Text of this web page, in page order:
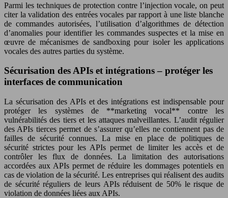
Parmi les techniques de protection contre l’injection vocale, on peut
citer la validation des entrées vocales par rapport à une liste blanche
de commandes autorisées, l’utilisation d’algorithmes de détection
d’anomalies pour identifier les commandes suspectes et la mise en
œuvre de mécanismes de sandboxing pour isoler les applications
vocales des autres parties du système.
Sécurisation des APIs et intégrations – protéger les
interfaces de communication
La sécurisation des APIs et des intégrations est indispensable pour
protéger les systèmes de **marketing vocal** contre les
vulnérabilités des tiers et les attaques malveillantes. L’audit régulier
des APIs tierces permet de s’assurer qu’elles ne contiennent pas de
failles de sécurité connues. La mise en place de politiques de
sécurité strictes pour les APIs permet de limiter les accès et de
contrôler les flux de données. La limitation des autorisations
accordées aux APIs permet de réduire les dommages potentiels en
cas de violation de la sécurité. Les entreprises qui réalisent des audits
de sécurité réguliers de leurs APIs réduisent de 50% le risque de
violation de données liées aux APIs.